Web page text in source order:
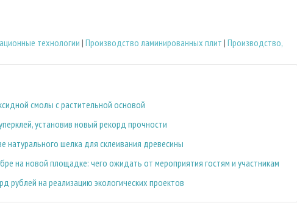
технологии | Производство ламинированных плит | Производство,
смолы с растительной основой
установив новый рекорд прочности
натурального шелка для склеивания древесины
на новой площадке: чего ожидать от мероприятия гостям и участникам
рублей на реализацию экологических проектов